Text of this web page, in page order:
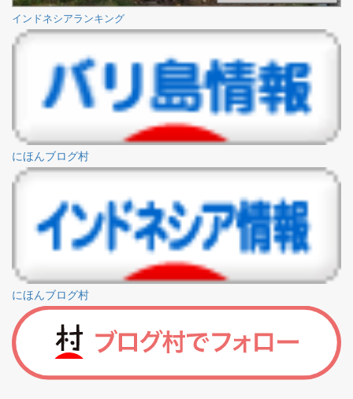
インドネシアランキング
にほんブログ村
にほんブログ村